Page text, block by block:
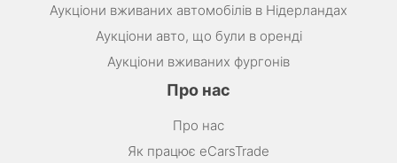
Аукціони вживаних автомобілів в Нідерландах
Аукціони авто, що були в оренді
Аукціони вживаних фургонів
Про нас
Про нас
Як працює eCarsTrade